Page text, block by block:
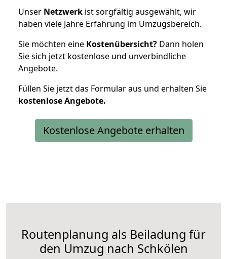
Unser Netzwerk ist sorgfältig ausgewählt, wir
haben viele Jahre Erfahrung im Umzugsbereich.
Sie möchten eine Kostenübersicht? Dann holen
Sie sich jetzt kostenlose und unverbindliche
Angebote.
Füllen Sie jetzt das Formular aus und erhalten Sie
kostenloseAngebote.
Kostenlose Angebote erhalten
Routenplanung als Beiladung für
den Umzug nach Schkölen